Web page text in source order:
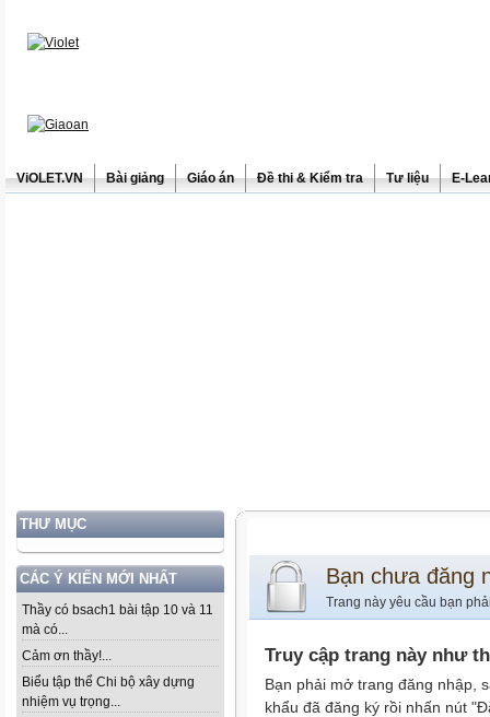
ViOLET.VN Bài giảng Giáo án Đề thi & Kiểm tra Tư liệu E-
THƯ MỤC
CÁC Ý KIẾN MỚI NHẤT
Thầy có bsach1 bài tập 10 và 11
mà có...
Cảm ơn thầy!...
Biểu tập thể Chi bộ xây dựng
nhiệm vụ trọng...
Bạn chưa đăng
Trang này yêu cầu bạn
Truy cập trang này như
Bạn phải mở trang đăng nhập,
khẩu đã đăng ký rồi nhấn nút